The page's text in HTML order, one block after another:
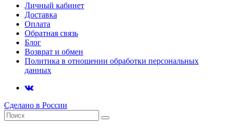
Личный кабинет
Доставка
Оплата
Обратная связь
Блог
Возврат и обмен
Политика в отношении обработки персональных
данных
Сделано в России